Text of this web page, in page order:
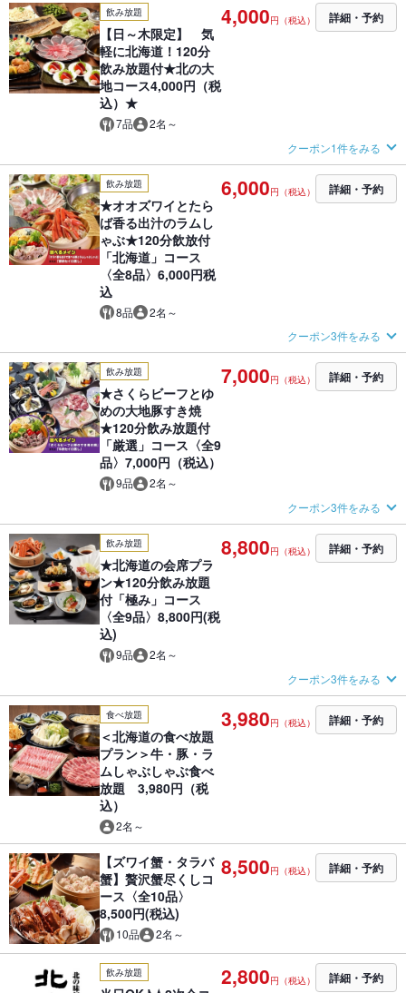
飲み放題
【日～木限定】 気
軽に北海道！120分
飲み放題付★北の大
地コース4,000円（税
込）★
7品 2名～
4,000円（税込） 詳細・予約
クーポン1件をみる
飲み放題
★オオズワイとたら
ば香る出汁のラムし
ゃぶ★120分飲放付
「北海道」コース
〈全8品〉6,000円税
込
8品 2名～
6,000円（税込） 詳細・予約
クーポン3件をみる
飲み放題
★さくらビーフとゆ
めの大地豚すき焼
★120分飲み放題付
「厳選」コース〈全9
品〉7,000円（税込）
9品 2名～
7,000円（税込） 詳細・予約
クーポン3件をみる
飲み放題
★北海道の会席プラ
ン★120分飲み放題
付「極み」コース
〈全9品〉8,800円(税
込)
9品 2名～
8,800円（税込） 詳細・予約
クーポン3件をみる
食べ放題
＜北海道の食べ放題
プラン＞牛・豚・ラ
ムしゃぶしゃぶ食べ
放題 3,980円（税
込）
2名～
3,980円（税込） 詳細・予約
【ズワイ蟹・タラバ
蟹】贅沢蟹尽くしコ
ース〈全10品〉
8,500円(税込)
10品 2名～
8,500円（税込） 詳細・予約
飲み放題 2,800円（税込） 詳細・予約